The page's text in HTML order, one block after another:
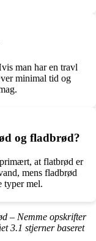
man har en travl
minimal tid og
og fladbrød?
at flatbrød er
mens fladbrød
typer mel.
– Nemme opskrifter
3.1 stjerner baseret